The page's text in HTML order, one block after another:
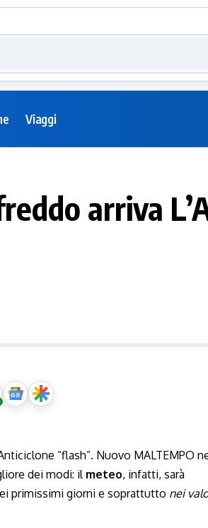
Viaggi
arriva
“flash”. Nuovo MALTEMPO
dei modi: ilmeteo, infatti, sarà
primissimi giorni e soprattutto nei